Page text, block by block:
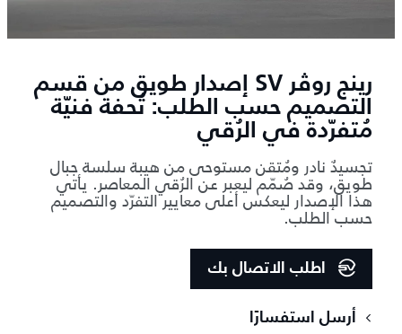
رينج روڤر SV إصدار طويق من قسم
التصميم حسب الطلب: تُحفة فنيّة
مُتفرّدة في الرُقي
تجسيدٌ نادر ومُتقن مستوحى من هيبة سلسة جبال
طويق، وقد صُمّم ليعبر عن الرُقي المعاصر. يأتي
هذا الإصدار ليعكس أعلى معايير التفرّد والتصميم
حسب الطلب.
اطلب الاتصال بك
أرسل استفسارًا